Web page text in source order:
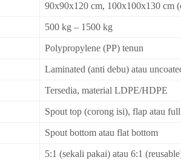
90x90x120 cm, 100x100x130 cm
500 kg – 1500 kg
Polypropylene (PP) tenun
Laminated (anti debu) atau
Tersedia, material LDPE/HDPE
Spout top (corong isi), flap atau
Spout bottom atau flat bottom
5:1 (sekali pakai) atau 6:1